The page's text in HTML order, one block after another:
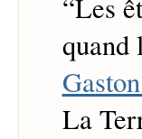
“Les
quand
La